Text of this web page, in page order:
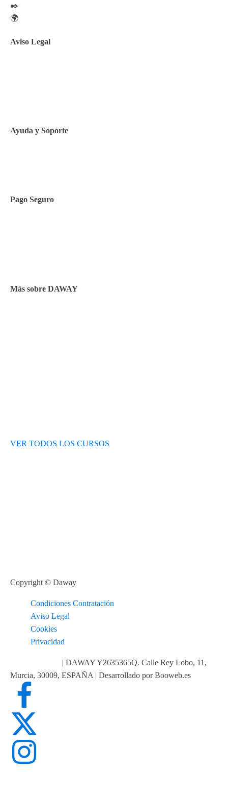
✒️
🌍
Aviso Legal
Ayuda y Soporte
Pago Seguro
Más sobre DAWAY
VER TODOS LOS CURSOS
Copyright © Daway
Condiciones Contratación
Aviso Legal
Cookies
Privacidad
| DAWAY Y2635365Q. Calle Rey Lobo, 11,
Murcia, 30009, ESPAÑA | Desarrollado por Booweb.es